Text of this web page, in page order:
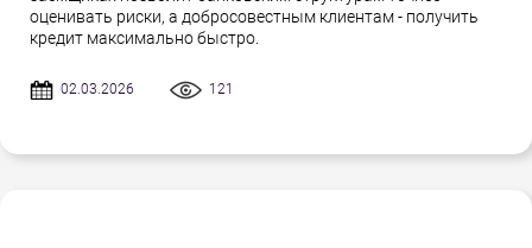
оценивать риски, а добросовестным клиентам - получить
кредит максимально быстро.
02.03.2026 121